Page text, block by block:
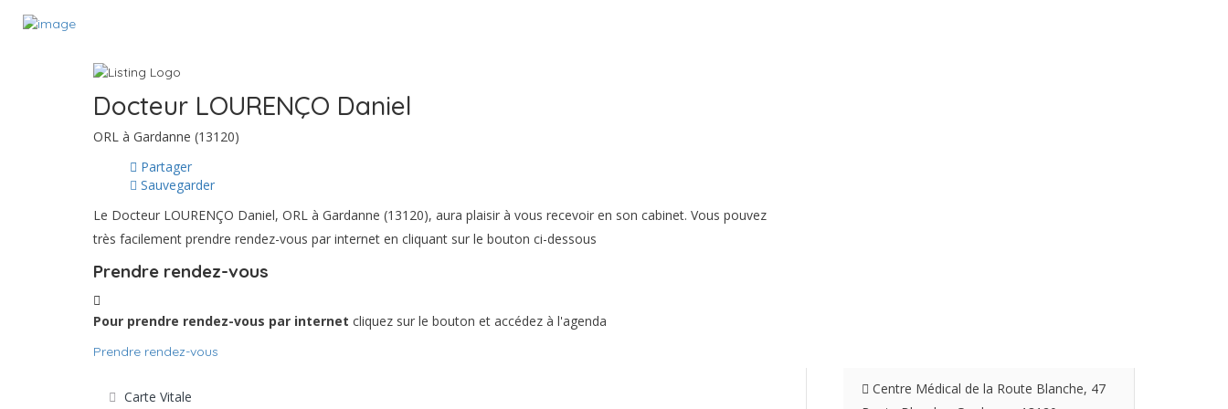
Docteur LOURENÇO Daniel
ORL à Gardanne (13120)
Partager
Sauvegarder
Le Docteur LOURENÇO Daniel, ORL à Gardanne (13120), aura plaisir à vous recevoir en son cabinet. Vous pouvez
très facilement prendre rendez-vous par internet en cliquant sur le bouton ci-dessous
Prendre rendez-vous
Pour prendre rendez-vous par internet cliquez sur le bouton et accédez à l'agenda
Prendre rendez-vous
Carte Vitale
Centre Médical de la Route Blanche, 47